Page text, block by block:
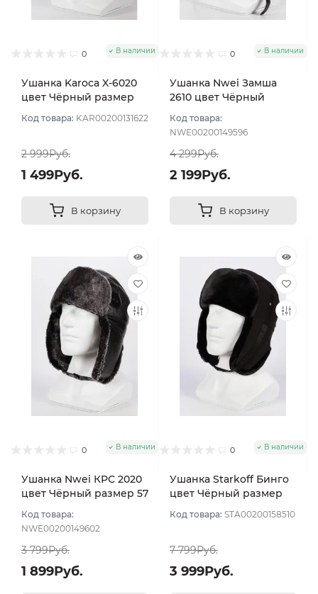
0 В наличии
Ушанка Karoca X-6020
цвет Чёрный размер
Код товара: KAR00200131622
2 999Руб.
1 499Руб.
В корзину
0 В наличии
Ушанка Nwei Замша
2610 цвет Чёрный
Код товара:
NWE00200149596
4 299Руб.
2 199Руб.
В корзину
0 В наличии
Ушанка Nwei КРС 2020
цвет Чёрный размер 57
Код товара:
NWE00200149602
3 799Руб.
1 899Руб.
0 В наличии
Ушанка Starkoff Бинго
цвет Чёрный размер
Код товара: STA00200158510
7 799Руб.
3 999Руб.